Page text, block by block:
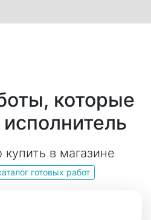
которые
в магазине
готовых работ